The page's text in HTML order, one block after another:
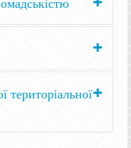
територіальної